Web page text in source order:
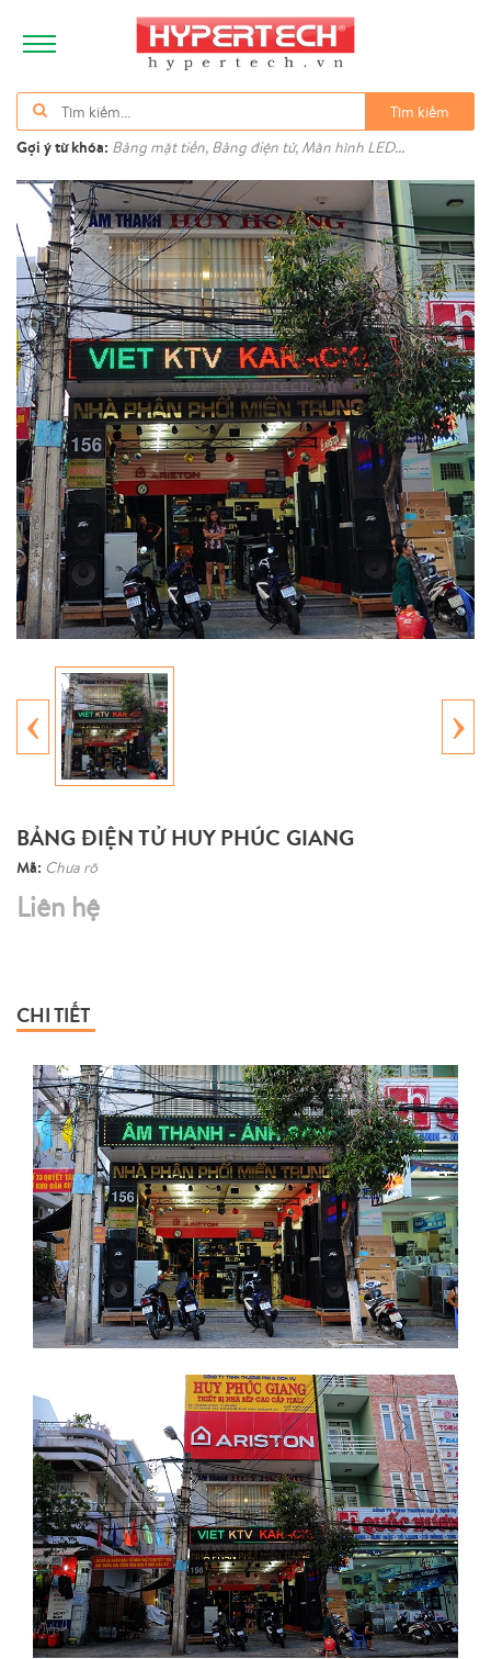
Tìm kiếm
Gợi ý từ khóa: Bảng mặt tiền, Bảng điện tử, Màn hình LED...
‹ ›
BẢNG ĐIỆN TỬ HUY PHÚC GIANG
Mã: Chưa rõ
Liên hệ
CHI TIẾT